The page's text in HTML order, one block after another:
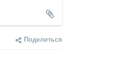
Поделиться